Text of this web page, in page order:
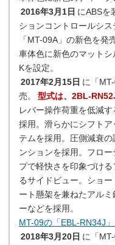
2016年3月1日 にABSを
ションコントロールシス
「MT-09A」の新色を発売
車体色に新色のマット
Kを設定。
2017年2月15日 に「
売。
型式は、2BL-
レバー操作荷重を低減
採用。滑らかにシフト
テムを採用。圧側減衰
ンションを採用。フロ
プで軽快さを印象づけ
るサイドビュー。ショ
ート懸架を兼ねたアル
ーなどを採用。
MT-09の「EBL-RN34J
2018年3月20日 に「